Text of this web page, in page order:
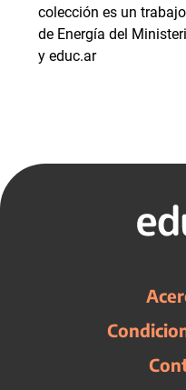
colección es un
de Energía del
y educ.ar